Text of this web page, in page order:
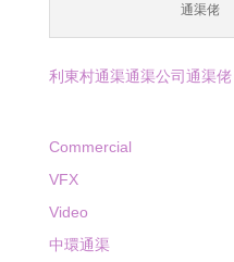
通渠佬
利東村通渠通渠公司通渠佬
Commercial
VFX
Video
中環通渠